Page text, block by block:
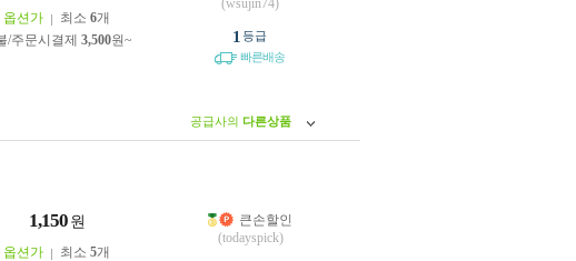
옵션가 최소 6개
/주문시결제 3,500원~
(wsujin74)
1 등급
빠른배송
공급사의 다른상품
1,150 원
옵션가 최소 5개
큰손할인
(todayspick)